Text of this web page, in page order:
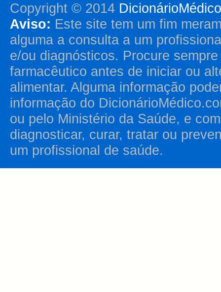
Copyright © 2014
Aviso: Este site tem um fim
alguma a consulta a um
e/ou diagnósticos. Procure
farmacêutico antes de iniciar ou
alimentar. Alguma informação
informação do
ou pelo Ministério da Saúde, e
diagnosticar, curar, tratar ou
um profissional de saúde.